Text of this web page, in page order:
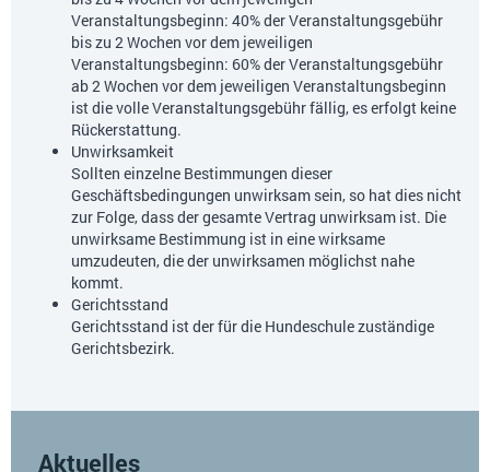
Veranstaltungsbeginn: 40% der Veranstaltungsgebühr
bis zu 2 Wochen vor dem jeweiligen
Veranstaltungsbeginn: 60% der Veranstaltungsgebühr
ab 2 Wochen vor dem jeweiligen Veranstaltungsbeginn
ist die volle Veranstaltungsgebühr fällig, es erfolgt keine
Rückerstattung.
Unwirksamkeit
Sollten einzelne Bestimmungen dieser
Geschäftsbedingungen unwirksam sein, so hat dies nicht
zur Folge, dass der gesamte Vertrag unwirksam ist. Die
unwirksame Bestimmung ist in eine wirksame
umzudeuten, die der unwirksamen möglichst nahe
kommt.
Gerichtsstand
Gerichtsstand ist der für die Hundeschule zuständige
Gerichtsbezirk.
Aktuelles